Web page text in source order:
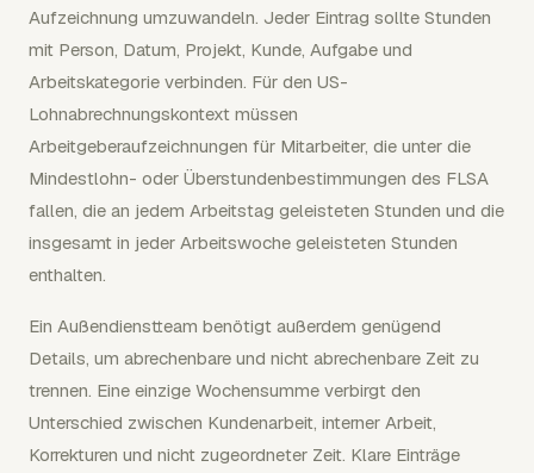
Aufzeichnung umzuwandeln. Jeder Eintrag sollte Stunden
mit Person, Datum, Projekt, Kunde, Aufgabe und
Arbeitskategorie verbinden. Für den US-
Lohnabrechnungskontext müssen
Arbeitgeberaufzeichnungen für Mitarbeiter, die unter die
Mindestlohn- oder Überstundenbestimmungen des FLSA
fallen, die an jedem Arbeitstag geleisteten Stunden und die
insgesamt in jeder Arbeitswoche geleisteten Stunden
enthalten.
Ein Außendienstteam benötigt außerdem genügend
Details, um abrechenbare und nicht abrechenbare Zeit zu
trennen. Eine einzige Wochensumme verbirgt den
Unterschied zwischen Kundenarbeit, interner Arbeit,
Korrekturen und nicht zugeordneter Zeit. Klare Einträge